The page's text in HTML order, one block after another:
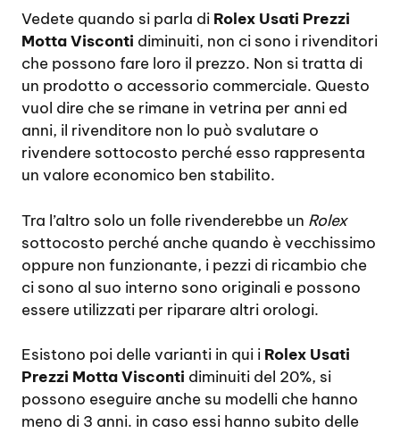
Vedete quando si parla di Rolex Usati Prezzi
Motta Visconti diminuiti, non ci sono i rivenditori
che possono fare loro il prezzo. Non si tratta di
un prodotto o accessorio commerciale. Questo
vuol dire che se rimane in vetrina per anni ed
anni, il rivenditore non lo può svalutare o
rivendere sottocosto perché esso rappresenta
un valore economico ben stabilito.
Tra l’altro solo un folle rivenderebbe un Rolex
sottocosto perché anche quando è vecchissimo
oppure non funzionante, i pezzi di ricambio che
ci sono al suo interno sono originali e possono
essere utilizzati per riparare altri orologi.
Esistono poi delle varianti in qui i Rolex Usati
Prezzi Motta Visconti diminuiti del 20%, si
possono eseguire anche su modelli che hanno
meno di 3 anni. in caso essi hanno subito delle